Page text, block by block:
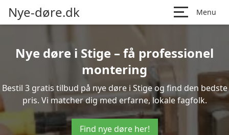
Nye-døre.dk Menu
Nye døre i Stige – få professionel
montering
Bestil 3 gratis tilbud på nye døre i Stige og find den bedste
pris. Vi matcher dig med erfarne, lokale fagfolk.
Find nye døre her!